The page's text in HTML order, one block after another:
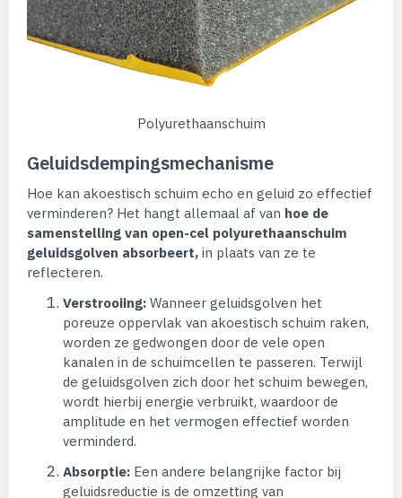
Polyurethaanschuim
Geluidsdempingsmechanisme
Hoe kan akoestisch schuim echo en geluid zo effectief
verminderen? Het hangt allemaal af van hoe de
samenstelling van open-cel polyurethaanschuim
geluidsgolven absorbeert, in plaats van ze te
reflecteren.
Verstrooiing: Wanneer geluidsgolven het
poreuze oppervlak van akoestisch schuim raken,
worden ze gedwongen door de vele open
kanalen in de schuimcellen te passeren. Terwijl
de geluidsgolven zich door het schuim bewegen,
wordt hierbij energie verbruikt, waardoor de
amplitude en het vermogen effectief worden
verminderd.
Absorptie: Een andere belangrijke factor bij
geluidsreductie is de omzetting van